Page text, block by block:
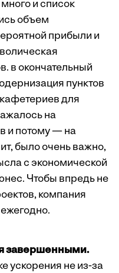
и список
объем
прибыли и
в окончательный
пунктов
для
на
и потому — на
было очень важно,
с экономической
Чтобы впредь не
компания
завершенными.
ускорения не из-за